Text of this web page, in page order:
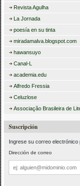
Revista Agulha
La Jornada
poesía en su tinta
miradamalva.blogspot.com
hawansuyo
Canal-L
academia.edu
Alfredo Fressia
Celuzlose
Associação Brasileira de
Suscripción
Ingrese su correo
Dirección de correo
Dirección
de
correo